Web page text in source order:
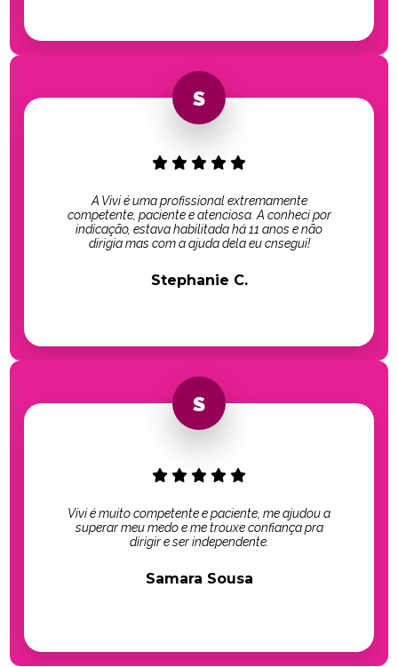
A Vivi é uma profissional extremamente
competente, paciente e atenciosa. A conheci por
indicação, estava habilitada há 11 anos e não
dirigia mas com a ajuda dela eu cnsegui!
Stephanie C.
Vivi é muito competente e paciente, me ajudou a
superar meu medo e me trouxe confiança pra
dirigir e ser independente.
Samara Sousa